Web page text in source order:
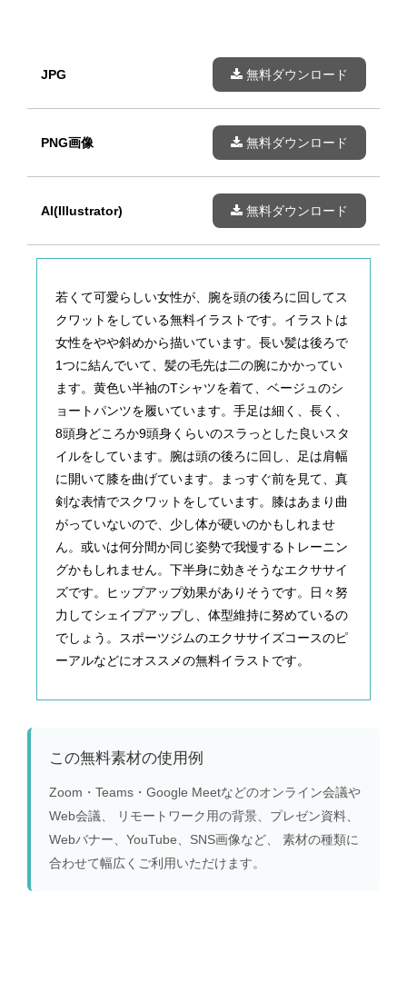
JPG 無料ダウンロード
PNG画像 無料ダウンロード
AI(Illustrator) 無料ダウンロード
若くて可愛らしい女性が、腕を頭の後ろに回してス
クワットをしている無料イラストです。イラストは
女性をやや斜めから描いています。長い髪は後ろで
1つに結んでいて、髪の毛先は二の腕にかかってい
ます。黄色い半袖のTシャツを着て、ベージュのシ
ョートパンツを履いています。手足は細く、長く、
8頭身どころか9頭身くらいのスラっとした良いスタ
イルをしています。腕は頭の後ろに回し、足は肩幅
に開いて膝を曲げています。まっすぐ前を見て、真
剣な表情でスクワットをしています。膝はあまり曲
がっていないので、少し体が硬いのかもしれませ
ん。或いは何分間か同じ姿勢で我慢するトレーニン
グかもしれません。下半身に効きそうなエクササイ
ズです。ヒップアップ効果がありそうです。日々努
力してシェイプアップし、体型維持に努めているの
でしょう。スポーツジムのエクササイズコースのピ
ーアルなどにオススメの無料イラストです。
この無料素材の使用例
Zoom・Teams・Google Meetなどのオンライン会議や
Web会議、 リモートワーク用の背景、プレゼン資料、
Webバナー、YouTube、SNS画像など、 素材の種類に
合わせて幅広くご利用いただけます。